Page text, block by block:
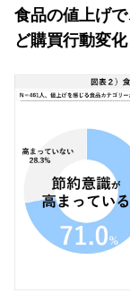
食品の値上げ
ど購買行動変化